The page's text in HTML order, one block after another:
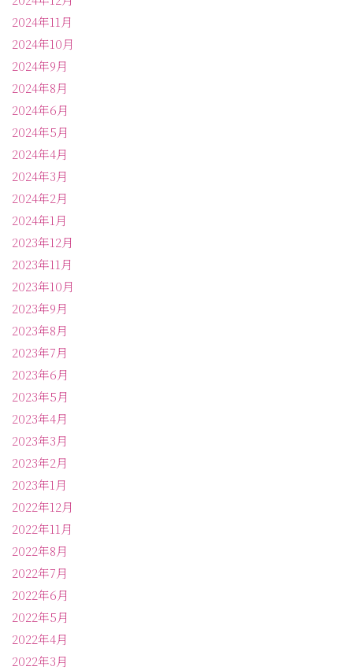
2024年11月
2024年10月
2024年9月
2024年8月
2024年6月
2024年5月
2024年4月
2024年3月
2024年2月
2024年1月
2023年12月
2023年11月
2023年10月
2023年9月
2023年8月
2023年7月
2023年6月
2023年5月
2023年4月
2023年3月
2023年2月
2023年1月
2022年12月
2022年11月
2022年8月
2022年7月
2022年6月
2022年5月
2022年4月
2022年3月